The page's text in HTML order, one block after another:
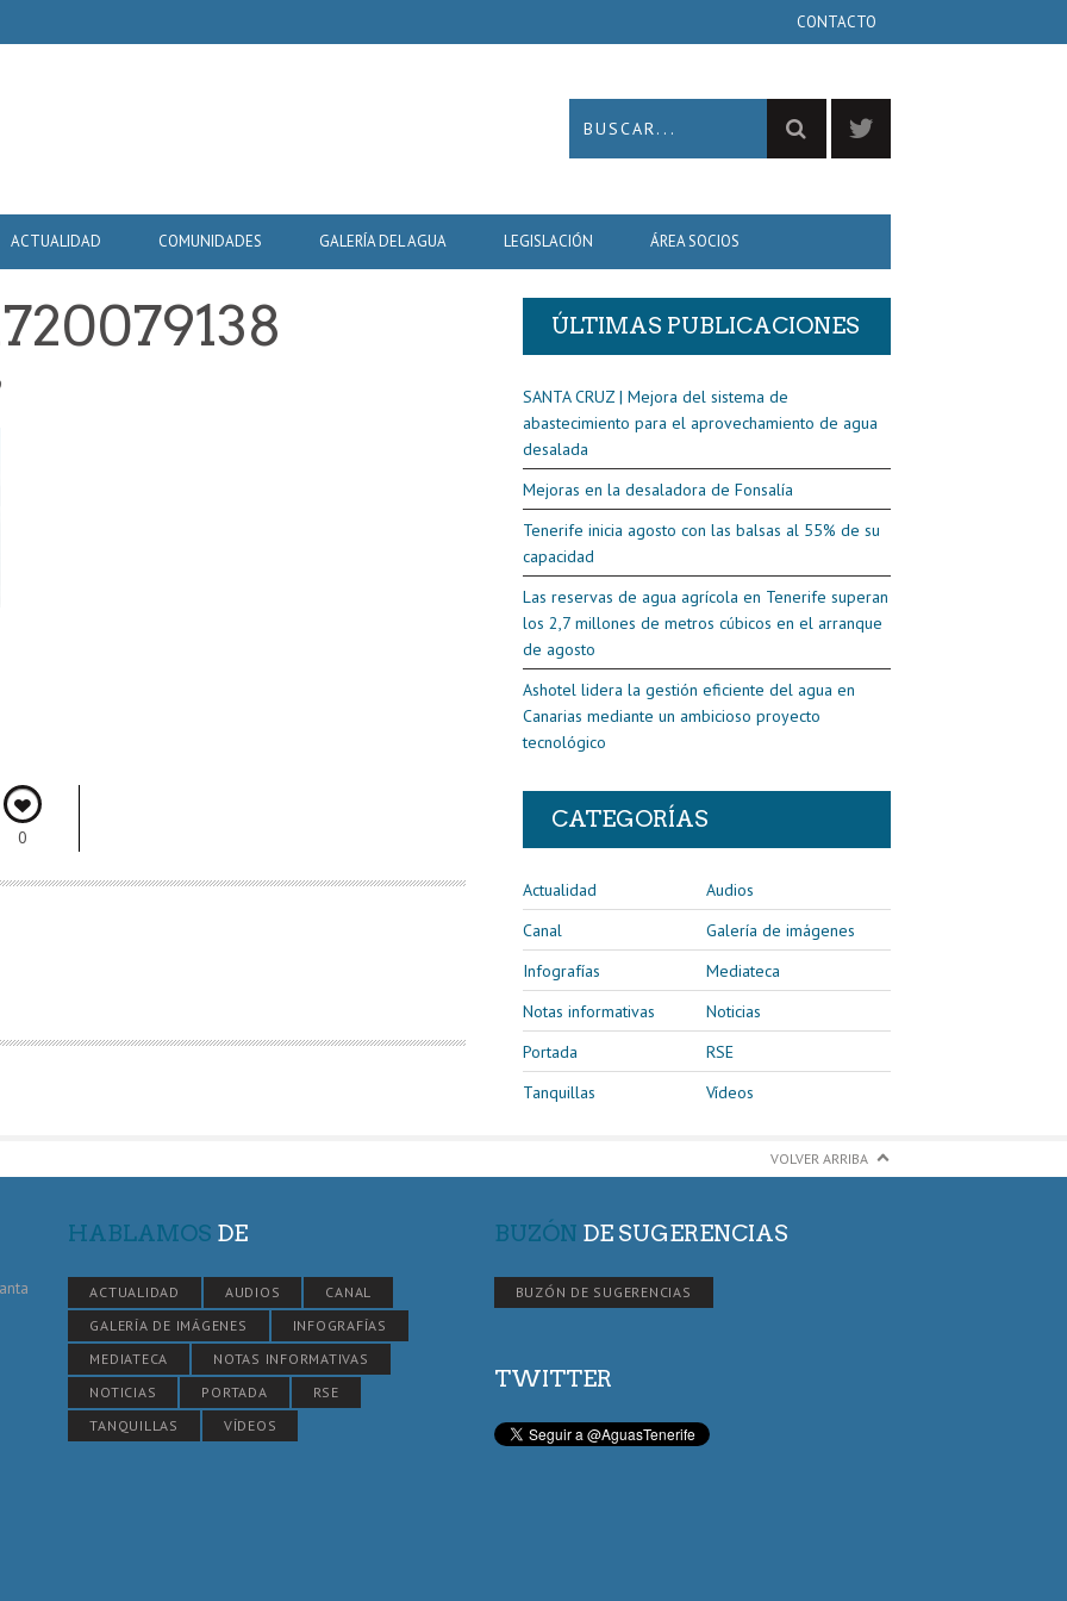
CONTACTO
ACTUALIDAD COMUNIDADES GALERÍA DEL AGUA LEGISLACIÓN ÁREA SOCIOS
0
ÚLTIMAS PUBLICACIONES
SANTA CRUZ | Mejora del sistema de
abastecimiento para el aprovechamiento de agua
desalada
Mejoras en la desaladora de Fonsalía
Tenerife inicia agosto con las balsas al 55% de su
capacidad
Las reservas de agua agrícola en Tenerife superan
los 2,7 millones de metros cúbicos en el arranque
de agosto
Ashotel lidera la gestión eficiente del agua en
Canarias mediante un ambicioso proyecto
tecnológico
CATEGORÍAS
Actualidad
Audios
Canal
Galería de imágenes
Infografías
Mediateca
Notas informativas
Noticias
Portada
RSE
Tanquillas
Vídeos
VOLVER ARRIBA
HABLAMOS DE
ACTUALIDAD AUDIOS
CANAL
GALERÍA DE IMÁGENES
INFOGRAFÍAS
MEDIATECA
NOTAS INFORMATIVAS
NOTICIAS
PORTADA
RSE
TANQUILLAS
VÍDEOS
BUZÓN DE SUGERENCIAS
BUZÓN DE SUGERENCIAS
TWITTER